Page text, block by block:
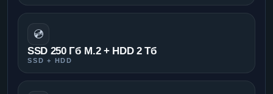
💿
SSD 250 Гб M.2 + HDD 2 Тб
SSD + HDD